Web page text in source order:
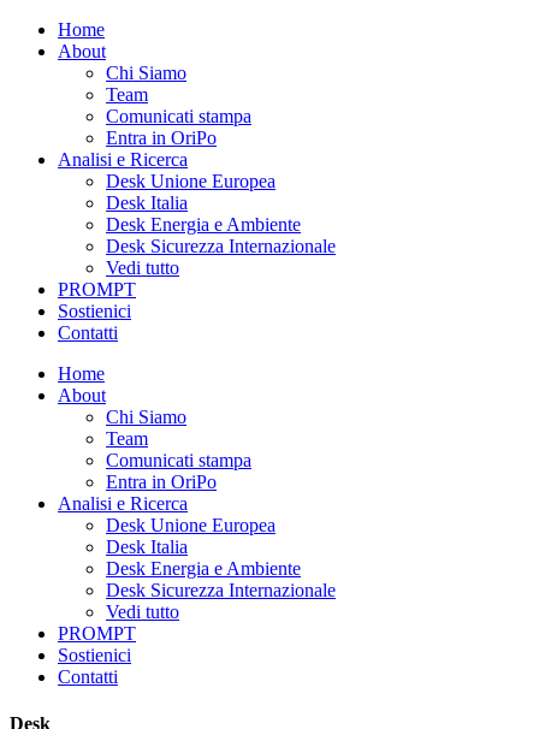
Home
About
Chi Siamo
Team
Comunicati stampa
Entra in OriPo
Analisi e Ricerca
Desk Unione Europea
Desk Italia
Desk Energia e Ambiente
Desk Sicurezza Internazionale
Vedi tutto
PROMPT
Sostienici
Contatti
Home
About
Chi Siamo
Team
Comunicati stampa
Entra in OriPo
Analisi e Ricerca
Desk Unione Europea
Desk Italia
Desk Energia e Ambiente
Desk Sicurezza Internazionale
Vedi tutto
PROMPT
Sostienici
Contatti
Desk